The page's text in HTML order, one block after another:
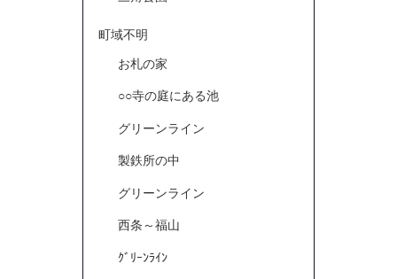
町域不明
お札の家
○○寺の庭にある池
グリーンライン
製鉄所の中
グリーンライン
西条～福山
ｸﾞﾘｰﾝﾗｲﾝ